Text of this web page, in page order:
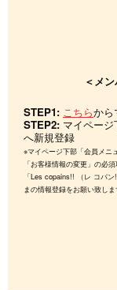
＜メ
STEP1: こちらから
STEP2: マイペー
へ新規登録
※マイページ下部「会員メニ
「お客様情報の変更」の必
「Les copains!! （レ コパ
まの情報登録をお願い致しま